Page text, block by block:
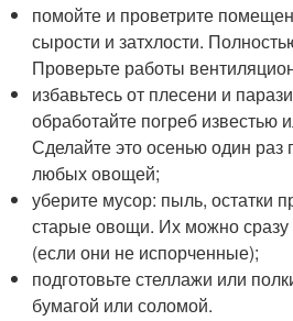
помойте и проветрите
сырости и затхлости.
Проверьте работы
избавьтесь от плесени и
обработайте погреб известью
Сделайте это осенью один раз
любых овощей;
уберите мусор: пыль, остатки
старые овощи. Их можно
(если они не испорченные);
подготовьте стеллажи или
бумагой или соломой.